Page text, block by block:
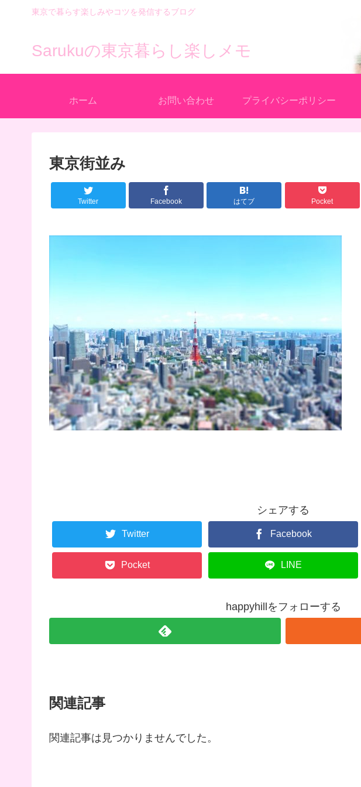
東京で暮らす楽しみやコツを発信するブログ
Sarukuの東京暮らし楽しメモ
ホーム お問い合わせ プライバシーポリシー
東京街並み
Twitter Facebook はてブ Pocket
シェアする
Twitter Facebook
Pocket LINE
happyhillをフォローする
関連記事
関連記事は見つかりませんでした。